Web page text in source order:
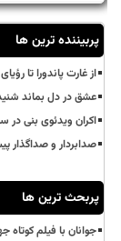
پربیننده ترین ها
از غارت پاندورا تا
عشق در دل بماند
اکران ویدئوی بنی در
صدابردار و
پربحث ترین ها
جوانان با فیلم